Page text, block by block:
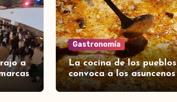
a
Gastronomía
La cocina de los pueblos
convoca a los asuncenos